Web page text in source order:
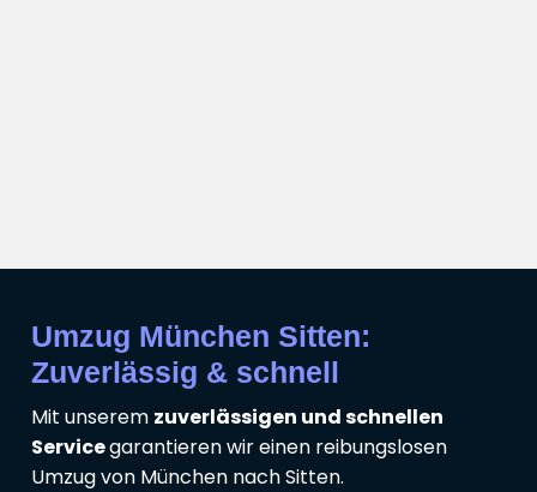
Umzug München Sitten:
Zuverlässig & schnell
Mit unserem zuverlässigen und schnellen
Servicegarantieren wir einen reibungslosen
Umzug von München nach Sitten.